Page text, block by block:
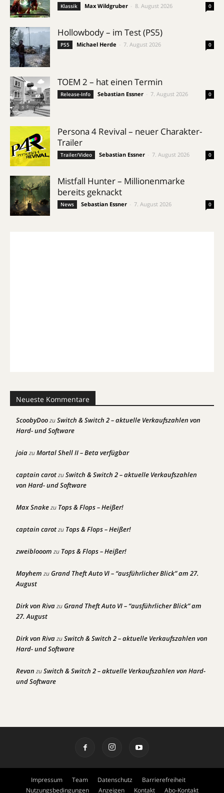
Klassik Max Wildgruber 8. August 2026 0
Hollowbody – im Test (PS5)
PS5 Michael Herde 7. August 2026 0
TOEM 2 – hat einen Termin
Release-Info Sebastian Essner 7. August 2026 0
Persona 4 Revival – neuer Charakter-
Trailer
Trailer/Video Sebastian Essner 7. August 2026 0
Mistfall Hunter – Millionenmarke
bereits geknackt
News Sebastian Essner 7. August 2026 0
Neueste Kommentare
ScoobyDoozuSwitch & Switch 2 – aktuelle Verkaufszahlen von
Hard- und Software
joiazuMortal Shell II – Beta verfügbar
captain carotzuSwitch & Switch 2 – aktuelle Verkaufszahlen
von Hard- und Software
Max Snakezu Tops & Flops – Heißer!
captain carotzu Tops & Flops – Heißer!
zweiblooom zu Tops & Flops – Heißer!
Mayhem zuGrand Theft Auto VI – “ausführlicher Blick” am 27.
August
Dirk von RivazuGrand Theft Auto VI – “ausführlicher Blick” am
27. August
Dirk von RivazuSwitch & Switch 2 – aktuelle Verkaufszahlen von
Hard- und Software
Revan zuSwitch & Switch 2 – aktuelle Verkaufszahlen von Hard-
und Software
Impressum Team Datenschutz
Barrierefreiheit
Nutzungsbedingungen
Anzeigen Kontakt Abo-Kontakt